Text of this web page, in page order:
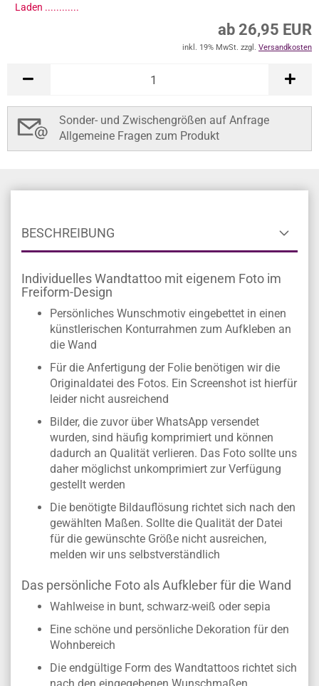
Laden ..............
ab 26,95 EUR
inkl. 19% MwSt. zzgl. Versandkosten
Sonder- und Zwischengrößen auf Anfrage
Allgemeine Fragen zum Produkt
BESCHREIBUNG
Individuelles Wandtattoo mit eigenem Foto im
Freiform-Design
Persönliches Wunschmotiv eingebettet in einen
künstlerischen Konturrahmen zum Aufkleben an
die Wand
Für die Anfertigung der Folie benötigen wir die
Originaldatei des Fotos. Ein Screenshot ist hierfür
leider nicht ausreichend
Bilder, die zuvor über WhatsApp versendet
wurden, sind häufig komprimiert und können
dadurch an Qualität verlieren. Das Foto sollte uns
daher möglichst unkomprimiert zur Verfügung
gestellt werden
Die benötigte Bildauflösung richtet sich nach den
gewählten Maßen. Sollte die Qualität der Datei
für die gewünschte Größe nicht ausreichen,
melden wir uns selbstverständlich
Das persönliche Foto als Aufkleber für die Wand
Wahlweise in bunt, schwarz-weiß oder sepia
Eine schöne und persönliche Dekoration für den
Wohnbereich
Die endgültige Form des Wandtattoos richtet sich